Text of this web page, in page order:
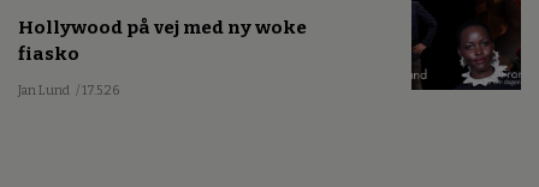
Hollywood på vej med ny woke
fiasko
Jan Lund / 17.5.26